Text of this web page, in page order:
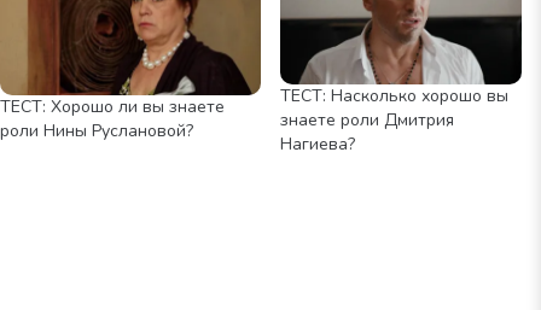
ТЕСТ: Хорошо ли вы знаете
роли Нины Руслановой?
ТЕСТ: Насколько хорошо вы
знаете роли Дмитрия
Нагиева?